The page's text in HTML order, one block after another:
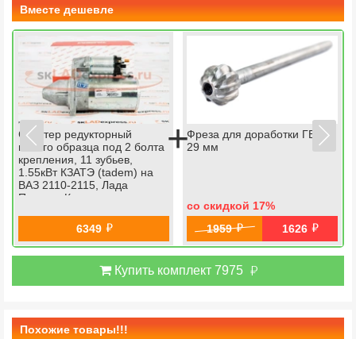
Вместе дешевле
Стартер редукторный
нового образца под 2 болта
крепления, 11 зубьев,
1.55кВт КЗАТЭ (tadem) на
ВАЗ 2110-2115, Лада
Приора, Калина
6349 й
+Фреза для доработки ГБЦ
29 мм
со скидкой 17%
1959 й 1626 й
Купить комплект 7975 й
Похожие товары!!!